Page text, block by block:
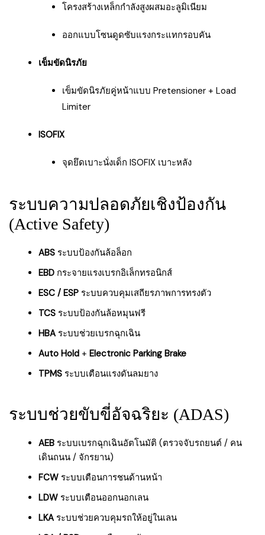
โครงสร้างเหล็กกำลังสูงผสมอะลูมิเนียม
ออกแบบโซนดูดซับแรงกระแทกรอบคัน
เข็มขัดนิรภัย
เข็มขัดนิรภัยคู่หน้าแบบ Pretensioner + Load
Limiter
ISOFIX
จุดยึดเบาะนั่งเด็ก ISOFIX เบาะหลัง
ระบบความปลอดภัยเชิงป้องกัน
(Active Safety)
ABS ระบบป้องกันล้อล็อก
EBD กระจายแรงเบรกอิเล็กทรอนิกส์
ESC / ESP ระบบควบคุมเสถียรภาพการทรงตัว
TCS ระบบป้องกันล้อหมุนฟรี
HBAระบบช่วยเบรกฉุกเฉิน
Auto Hold + Electronic Parking Brake
TPMS ระบบเตือนแรงดันลมยาง
ระบบช่วยขับขี่อัจฉริยะ (ADAS)
AEB ระบบเบรกฉุกเฉินอัตโนมัติ (ตรวจจับรถยนต์ / คน
เดินถนน / จักรยาน)
FCW ระบบเตือนการชนด้านหน้า
LDW ระบบเตือนออกนอกเลน
LKAระบบช่วยควบคุมรถให้อยู่ในเลน